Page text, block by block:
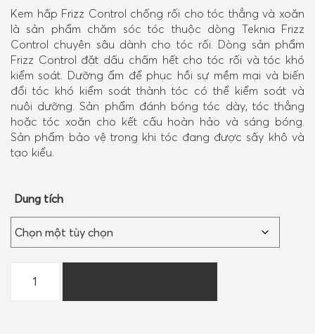
Kem hấp Frizz Control chống rối cho tóc thẳng và xoăn
là sản phẩm chăm sóc tóc thuộc dòng Teknia Frizz
Control chuyên sâu dành cho tóc rối. Dòng sản phẩm
Frizz Control đặt dấu chấm hết cho tóc rối và tóc khó
kiểm soát. Dưỡng ẩm để phục hồi sự mềm mại và biến
đổi tóc khó kiểm soát thành tóc có thể kiểm soát và
nuôi dưỡng. Sản phẩm đánh bóng tóc dày, tóc thẳng
hoặc tóc xoăn cho kết cấu hoàn hảo và sáng bóng.
Sản phẩm bảo vệ trong khi tóc đang được sấy khô và
tạo kiểu.
Dung tích